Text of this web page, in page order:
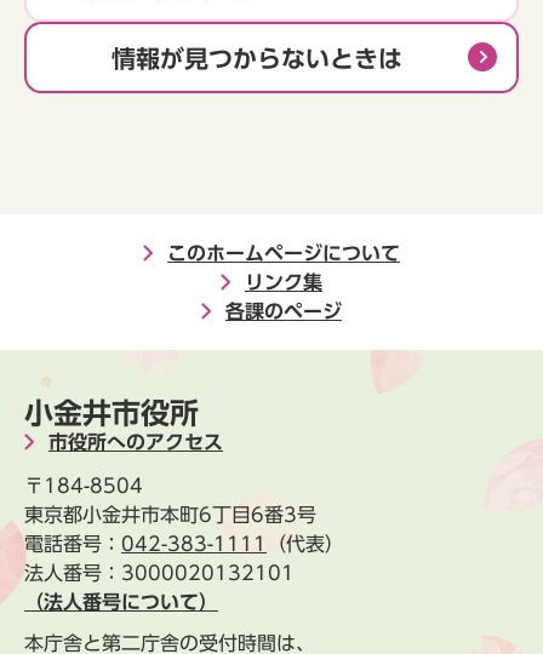
情報が見つからないときは
このホームページについて
リンク集
各課のページ
小金井市役所
市役所へのアクセス
〒184-8504
東京都小金井市本町6丁目6番3号
電話番号： 042-383-1111
（代表）
法人番号：3000020132101
（法人番号について）
本庁舎と第二庁舎の受付時間は、